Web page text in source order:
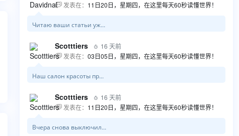
 发表在： 11日20日，星期四，在这里每天60秒读懂世界！
Читаю ваши статьи уж...
Scotttiers  16 天前
 发表在： 03日05日，星期四，在这里每天60秒读懂世界！
Наш салон красоты пр...
Scotttiers  16 天前
 发表在： 11日20日，星期四，在这里每天60秒读懂世界！
Вчера снова выключил...